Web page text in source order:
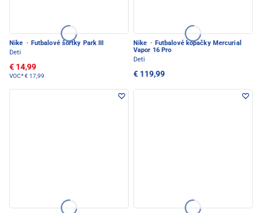
Nike · Futbalové šortky Park III
Deti
€ 14,99
VOC*€ 17,99
Nike · Futbalové kopačky Mercurial
Vapor 16 Pro
Deti
€ 119,99